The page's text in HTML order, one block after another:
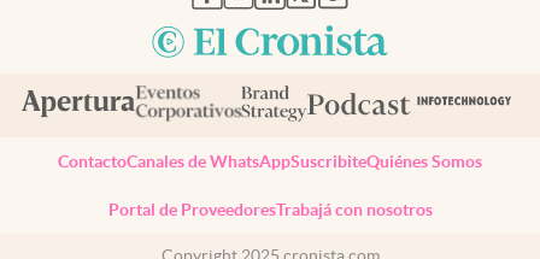
ContactoCanales de WhatsAppSuscribiteQuiénes Somos
Portal de ProveedoresTrabajá con nosotros
Copyright 2025 cronista.com